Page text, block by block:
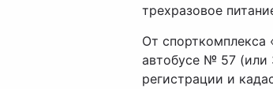
трехразовое
От
автобусе № 57 (или
регистрации и